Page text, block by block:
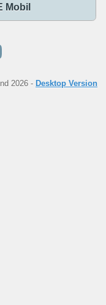
Mobil
2026 - Desktop Version